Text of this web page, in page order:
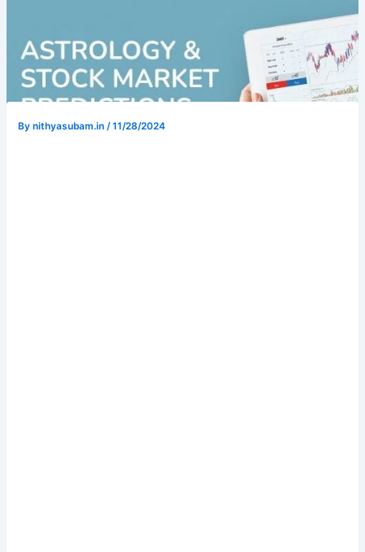
Bynithyasubam.in /11/28/2024